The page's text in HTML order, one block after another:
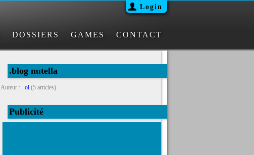
Login
DOSSIERS GAMES CONTACT
.blog nutella
Auteur : ol (5 articles)
Publicité